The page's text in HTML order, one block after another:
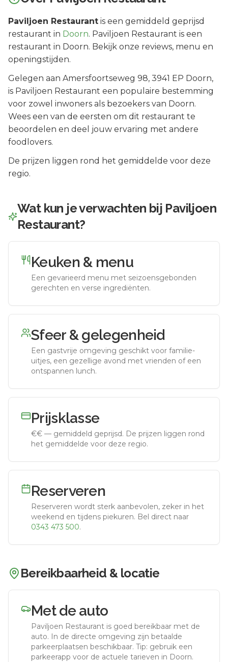
Paviljoen Restaurant is een gemiddeld geprijsd
restaurant in Doorn. Paviljoen Restaurant is een
restaurant in Doorn. Bekijk onze reviews, menu en
openingstijden.
Gelegen aan Amersfoortseweg 98, 3941 EP Doorn,
is Paviljoen Restaurant een populaire bestemming
voor zowel inwoners als bezoekers van Doorn.
Wees een van de eersten om dit restaurant te
beoordelen en deel jouw ervaring met andere
foodlovers.
De prijzen liggen rond het gemiddelde voor deze
regio.
Wat kun je verwachten bij Paviljoen
Restaurant?
Keuken & menu
Een gevarieerd menu met seizoensgebonden
gerechten en verse ingrediënten.
Sfeer & gelegenheid
Een gastvrije omgeving geschikt voor familie-
uitjes, een gezellige avond met vrienden of een
ontspannen lunch.
Prijsklasse
€€ — gemiddeld geprijsd. De prijzen liggen rond
het gemiddelde voor deze regio.
Reserveren
Reserveren wordt sterk aanbevolen, zeker in het
weekend en tijdens piekuren. Bel direct naar
0343 473 500.
Bereikbaarheid & locatie
Met de auto
Paviljoen Restaurant is goed bereikbaar met de
auto. In de directe omgeving zijn betaalde
parkeerplaatsen beschikbaar. Tip: gebruik een
parkeerapp voor de actuele tarieven in Doorn.